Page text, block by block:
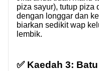
piza sayur), tutup piza
dengan longgar dan
biarkan sedikit wap
lembik.
✅ Kaedah 3: